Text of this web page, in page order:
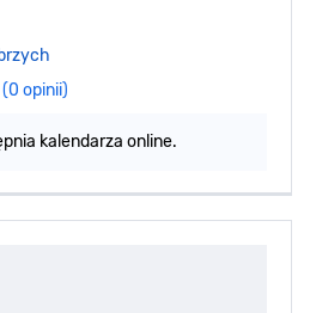
(0 opinii)
kalendarza online.